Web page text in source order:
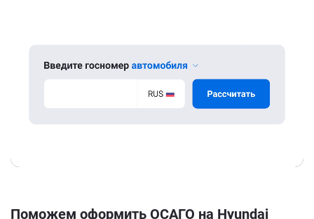
Поможем оформить ОСАГО на Hyundai